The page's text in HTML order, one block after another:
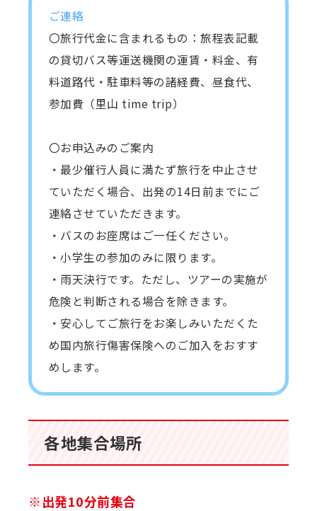
ご連絡
〇旅行代金に含まれるもの：旅程表記載
の貸切バス等運送機関の運賃・料金、有
料道路代・駐車料等の諸経費、昼食代、
参加費（里山 time trip）
〇お申込みのご案内
・最少催行人員に満たず旅行を中止させ
ていただく場合、出発の14日前までにご
連絡させていただきます。
・バスのお座席はご一任ください。
・小学生の参加のみに限ります。
・雨天決行です。ただし、ツアーの実施が
危険と判断される場合を除きます。
・安心してご旅行をお楽しみいただくた
め国内旅行傷害保険へのご加入をおすす
めします。
各地集合場所
※出発10分前集合